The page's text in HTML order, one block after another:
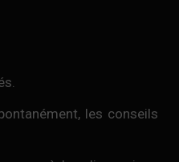
les conseils